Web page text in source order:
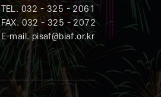
TEL. 032 - 325 - 2061
FAX. 032 - 325 - 2072
E-mail. pisaf@biaf.or.kr